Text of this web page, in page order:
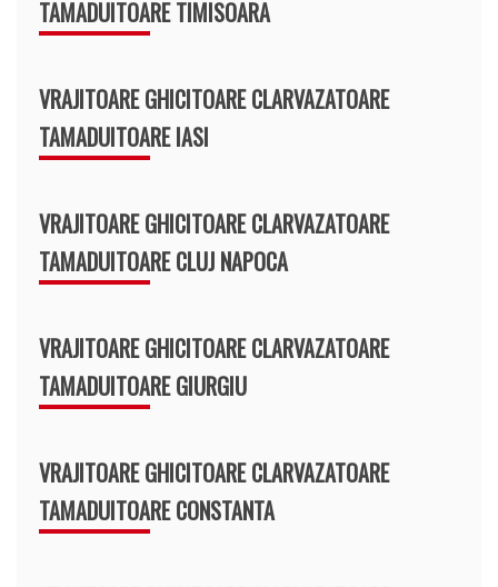
TAMADUITOARE TIMISOARA
VRAJITOARE GHICITOARE CLARVAZATOARE
TAMADUITOARE IASI
VRAJITOARE GHICITOARE CLARVAZATOARE
TAMADUITOARE CLUJ NAPOCA
VRAJITOARE GHICITOARE CLARVAZATOARE
TAMADUITOARE GIURGIU
VRAJITOARE GHICITOARE CLARVAZATOARE
TAMADUITOARE CONSTANTA